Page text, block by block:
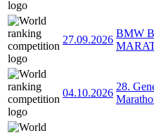
27.09.2026
BMW
04.10.2026
28.